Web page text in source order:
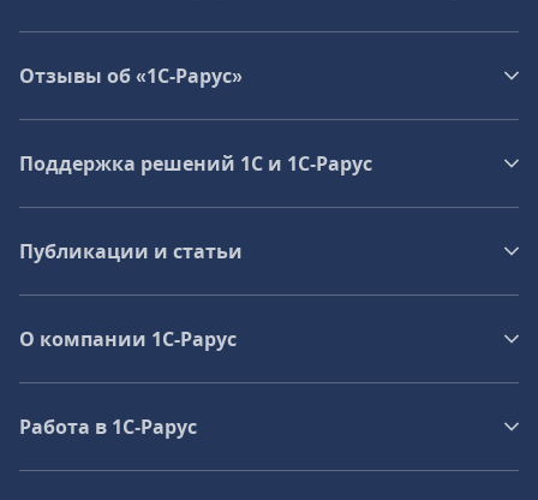
Отзывы об «1С-Рарус»
Поддержка решений 1С и 1С‑Рарус
Публикации и статьи
О компании 1C-Рарус
Работа в 1С‑Рарус